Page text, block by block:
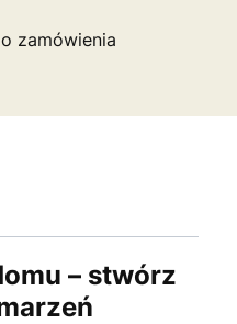
zamówienia
– stwórz